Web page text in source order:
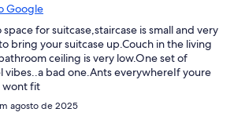
Google
space for suitcase,staircase is small and very
bring your suitcase up.Couch in the living
ceiling is very low.One set of
vibes..a bad one.Ants everywhereIf youre
wont fit
agosto de 2025